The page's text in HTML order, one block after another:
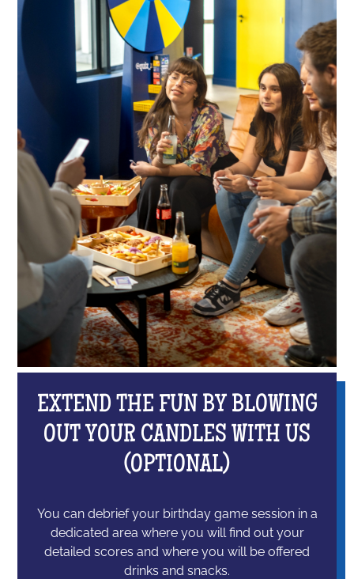
EXTEND THE FUN BY BLOWING
OUT YOUR CANDLES WITH US
(OPTIONAL)
You can debrief your birthday game session in a
dedicated area where you will find out your
detailed scores and where you will be offered
drinks and snacks.